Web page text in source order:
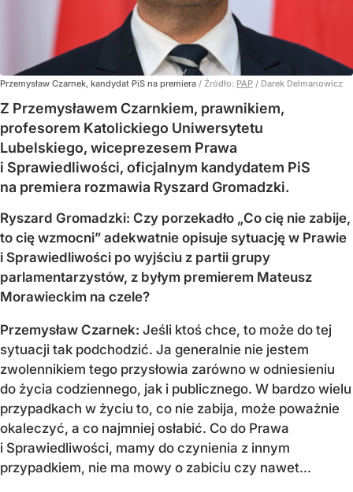
Przemysław Czarnek, kandydat PiS na premiera / Źródło: PAP / Darek Delmanowicz
Z Przemysławem Czarnkiem, prawnikiem,
profesorem Katolickiego Uniwersytetu
Lubelskiego, wiceprezesem Prawa
i Sprawiedliwości, oficjalnym kandydatem PiS
na premiera rozmawia Ryszard Gromadzki.
Ryszard Gromadzki: Czy porzekadło „Co cię nie zabije,
to cię wzmocni” adekwatnie opisuje sytuację w Prawie
i Sprawiedliwości po wyjściu z partii grupy
parlamentarzystów, z byłym premierem Mateusz
Morawieckim na czele?
Przemysław Czarnek: Jeśli ktoś chce, to może do tej
sytuacji tak podchodzić. Ja generalnie nie jestem
zwolennikiem tego przysłowia zarówno w odniesieniu
do życia codziennego, jak i publicznego. W bardzo wielu
przypadkach w życiu to, co nie zabija, może poważnie
okaleczyć, a co najmniej osłabić. Co do Prawa
i Sprawiedliwości, mamy do czynienia z innym
przypadkiem, nie ma mowy o zabiciu czy nawet...